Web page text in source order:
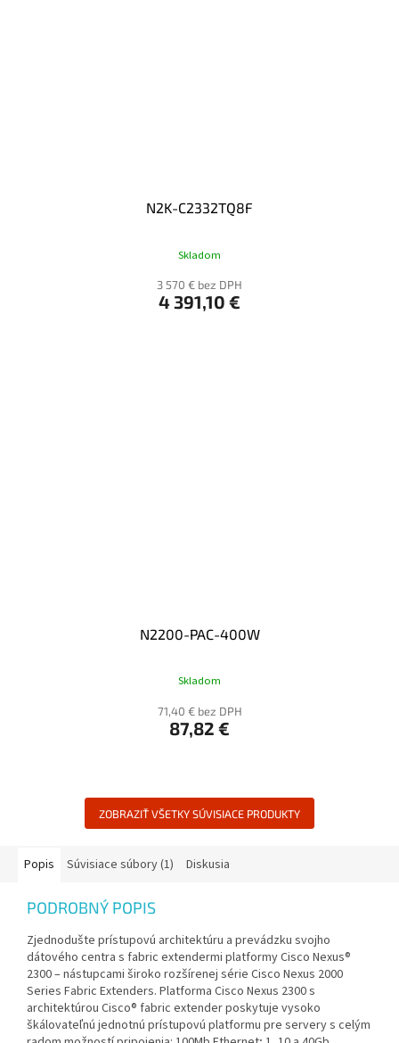
N2K-C2332TQ8F
Skladom
3 570 € bez DPH
4 391,10 €
N2200-PAC-400W
Skladom
71,40 € bez DPH
87,82 €
ZOBRAZIŤ VŠETKY SÚVISIACE PRODUKTY
Popis Súvisiace súbory (1) Diskusia
PODROBNÝ POPIS
Zjednodušte prístupovú architektúru a prevádzku svojho
dátového centra s fabric extendermi platformy Cisco Nexus®
2300 – nástupcami široko rozšírenej série Cisco Nexus 2000
Series Fabric Extenders. Platforma Cisco Nexus 2300 s
architektúrou Cisco® fabric extender poskytuje vysoko
škálovateľnú jednotnú prístupovú platformu pre servery s celým